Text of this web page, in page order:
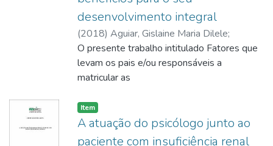
já que o fluxo de
usuários vem aumentando a cada dia. Esta
pesquisa enquanto método caracteriza-se
como
Estudo de Caso e analisou-se a presença
menor
circulação e do ambiente do acervo da
Biblioteca Central. Foram abordados
desenvolvimento integral
(2018) Aguiar, Gislaine Maria Dilele;
Backes, Bernardete Maria
O presente trabalho intitulado Fatores que
levam os pais e/ou responsáveis a
matricular as
seu desenvolvimento integral é de suma
importância
discutir para favorecer o desenvolvimento
Item
A atuação do psicólogo junto ao
paciente com insuficiência renal